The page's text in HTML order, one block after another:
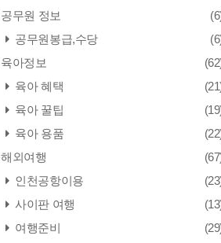
공무원 정보
공무원봉급,수당
육아정보
육아 혜택
육아 꿀팁
육아 용품
해외여행
인천공항이용
사이판 여행
여행준비